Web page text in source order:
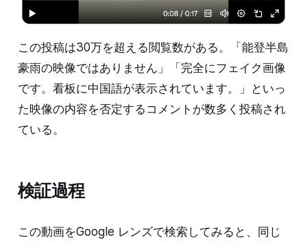
この投稿は30万を超える閲覧数がある。「能登半島
豪雨の映像ではありません」「完全にフェイク画像
です。看板に中国語が表示されています。」といっ
た映像の内容を否定するコメントが数多く投稿され
ている。
検証過程
この動画をGoogle レンズで検索してみると、同じ